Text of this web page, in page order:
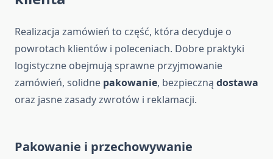
Realizacja zamówień to część, która decyduje o
powrotach klientów i poleceniach. Dobre praktyki
logistyczne obejmują sprawne przyjmowanie
zamówień, solidne pakowanie, bezpieczną dostawa
oraz jasne zasady zwrotów i reklamacji.
Pakowanie i przechowywanie